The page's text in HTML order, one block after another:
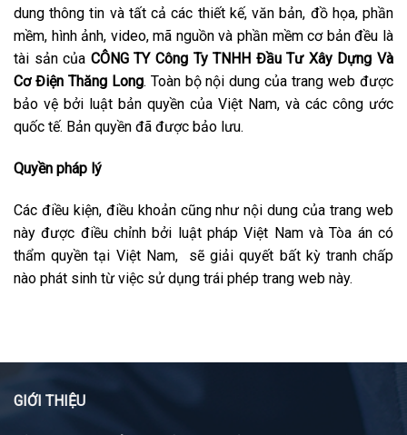
dung thông tin và tất cả các thiết kế, văn bản, đồ họa, phần
mềm, hình ảnh, video, mã nguồn và phần mềm cơ bản đều là
tài sản của CÔNG TY Công Ty TNHH Đầu Tư Xây Dựng Và
Cơ Điện Thăng Long. Toàn bộ nội dung của trang web được
bảo vệ bởi luật bản quyền của Việt Nam, và các công ước
quốc tế. Bản quyền đã được bảo lưu.
Quyền pháp lý
Các điều kiện, điều khoản cũng như nội dung của trang web
này được điều chỉnh bởi luật pháp Việt Nam và Tòa án có
thẩm quyền tại Việt Nam, sẽ giải quyết bất kỳ tranh chấp
nào phát sinh từ việc sử dụng trái phép trang web này.
GIỚI THIỆU